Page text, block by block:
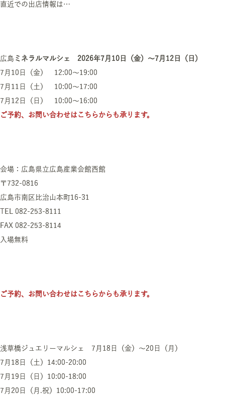
直近での出店情報は…
広島 ミネラルマルシェ 2026年7月10日（金）～7月12日（日）
7月10日（金） 12:00～19:00
7月11日（土） 10:00～17:00
7月12日（日） 10:00～16:00
ご予約、お問い合わせはこちらからも承ります。
会場：広島県立広島産業会館西館
〒732-0816
広島市南区比治山本町16-31
TEL 082-253-8111
FAX 082-253-8114
入場無料
ご予約、お問い合わせはこちらからも承ります。
浅草橋ジュエリーマルシェ 7月18日（金）～20日（月）
7月18日（土）14:00-20:00
7月19日（日）10:00-18:00
7月20日（月.祝）10:00-17:00